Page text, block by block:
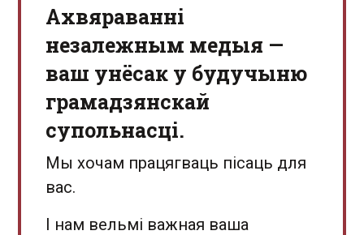
Aхвяраванні
незалежным медыя —
ваш унёсак у будучыню
грамадзянскай
супольнасці.
Мы хочам працягваць пісаць для
вас.
І нам вельмі важная ваша